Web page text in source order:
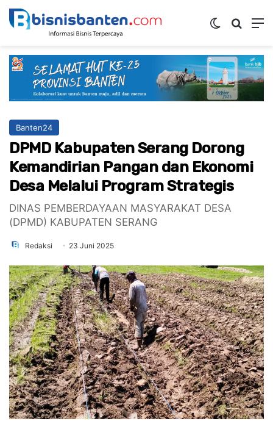
Switch skin
Banten24
DPMD Kabupaten Serang Dorong
Kemandirian Pangan dan Ekonomi
Desa Melalui Program Strategis
DINAS PEMBERDAYAAN MASYARAKAT DESA
(DPMD) KABUPATEN SERANG
Redaksi 23 Juni 2025